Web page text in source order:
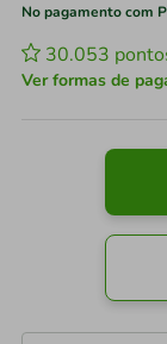
No pagamento com
30.053
Ver formas de